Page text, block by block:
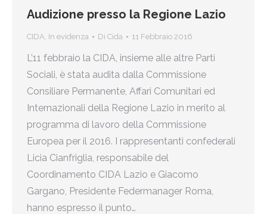
Audizione presso la Regione Lazio
CIDA, In evidenza Di Cida 11 Febbraio 2016
L’11 febbraio la CIDA, insieme alle altre Parti
Sociali, è stata audita dalla Commissione
Consiliare Permanente, Affari Comunitari ed
Internazionali della Regione Lazio in merito al
programma di lavoro della Commissione
Europea per il 2016. I rappresentanti confederali
Licia Cianfriglia, responsabile del
Coordinamento CIDA Lazio e Giacomo
Gargano, Presidente Federmanager Roma,
hanno espresso il punto…